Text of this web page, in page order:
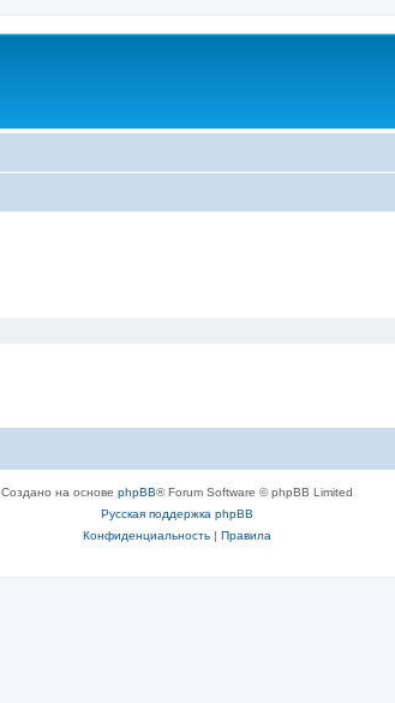
Создано на основе phpBB® Forum Software © phpBB Limited
Русская поддержка phpBB
Конфиденциальность| Правила